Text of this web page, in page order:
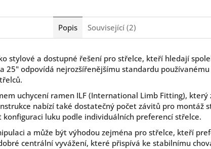
Popis Související (2)
stylové a dostupné řešení pro střelce, kteří hledají
25" odpovídá nejrozšířenějšímu standardu
uchycení ramen ILF (International Limb Fitting),
nabízí také dostatečný počet závitů pro montáž
luku podle individuálních preferencí střelce.
a může být výhodou zejména pro střelce, kteří
centrální vyvážení, které přispívá ke stabilnímu